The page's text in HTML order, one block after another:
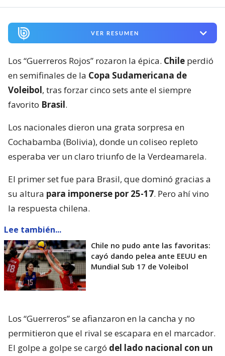
VER RESUMEN
Los “Guerreros Rojos” rozaron la épica. Chile perdió
en semifinales de la Copa Sudamericana de
Voleibol, tras forzar cinco sets ante el siempre
favorito Brasil.
Los nacionales dieron una grata sorpresa en
Cochabamba (Bolivia), donde un coliseo repleto
esperaba ver un claro triunfo de la Verdeamarela.
El primer set fue para Brasil, que dominó gracias a
su altura para imponerse por 25-17. Pero ahí vino
la respuesta chilena.
Lee también...
Chile no pudo ante las favoritas:
cayó dando pelea ante EEUU en
Mundial Sub 17 de Voleibol
Los “Guerreros” se afianzaron en la cancha y no
permitieron que el rival se escapara en el marcador.
El golpe a golpe se cargó del lado nacional con un